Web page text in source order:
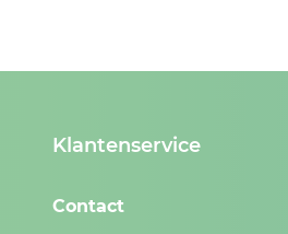
Klantenservice
Contact